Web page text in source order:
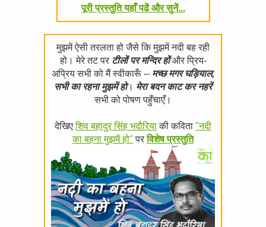
पूरी प्रस्तुति यहाँ पढें और सुनें...
मुझमें ऐसी तरलता हो जैसे कि मुझमें नदी बह रही
हो। मेरे तट पर टीलों पर मन्दिर होंऔर प्रिय-
अप्रिय सभी को मैं स्वीकारूँ -- मच्छ मगर घड़ियाल,
सभी का रहना मुझमें हो। मेरा बदन काट कर नहरें
सभी को पोषण पहुँचाएँ।
देखिएशिव बहादुर सिंह भदौरियाकी कविता "नदी
का बहना मुझमें हो" परविशेष प्रस्तुति